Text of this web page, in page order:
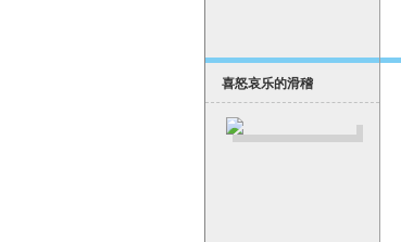
喜怒哀乐的滑稽